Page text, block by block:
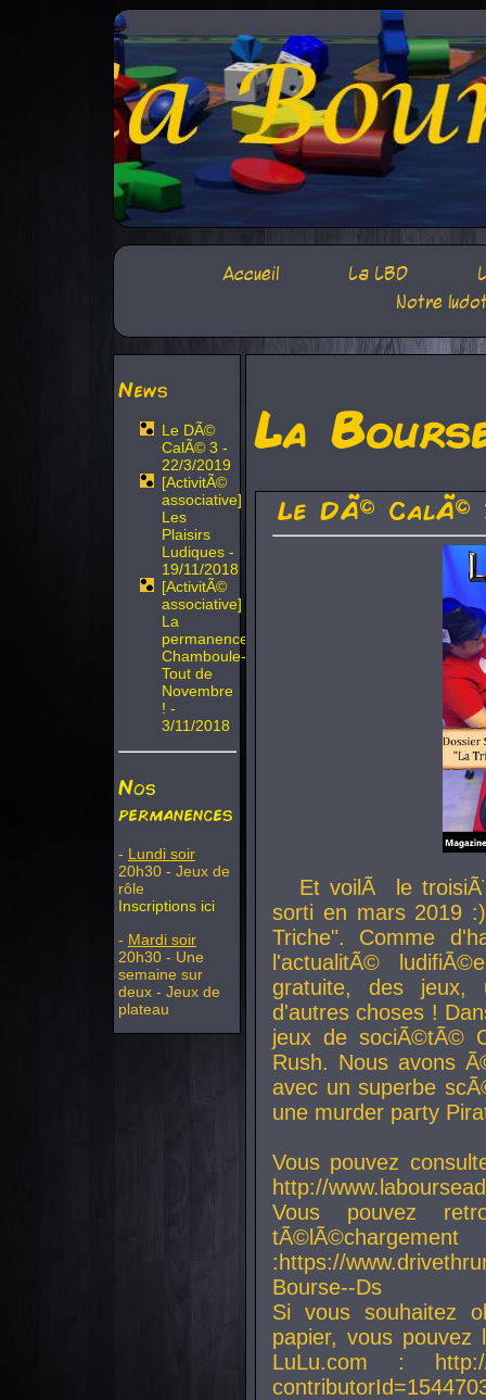
Accueil La LBD
Notre
News
Le DÃ©
CalÃ© 3 -
22/3/2019
[ActivitÃ©
associative]
Les
Plaisirs
Ludiques -
19/11/2018
[ActivitÃ©
associative]
La
permanence
Chamboule-
Tout de
Novembre
! -
3/11/2018
Nos
permanences
- Lundi soir
20h30 - Jeux de
rôle
Inscriptions ici
- Mardi soir
20h30 - Une
semaine sur
deux - Jeux de
plateau
La
Le DÃ© CalÃ©
Et voilÃ le
sorti en mars 2019
Triche". Comme
l'actualitÃ©
gratuite, des jeux,
d'autres choses !
jeux de sociÃ©tÃ©
Rush. Nous avons
avec un superbe
une murder party
Vous pouvez
http://
Vous pouvez
:https://
Bourse--Ds
Si vous souhaitez
papier, vous
LuLu.com : http://